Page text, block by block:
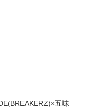
五味